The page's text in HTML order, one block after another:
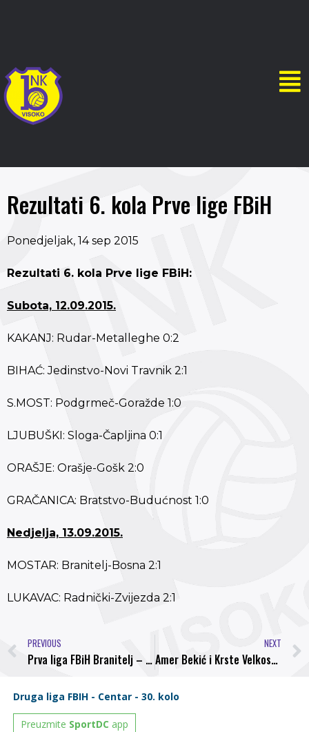
Rezultati 6. kola Prve lige FBiH
Ponedjeljak, 14 sep 2015
Rezultati 6. kola Prve lige FBiH:
Subota, 12.09.2015.
KAKANJ: Rudar-Metalleghe 0:2
BIHAĆ: Jedinstvo-Novi Travnik 2:1
S.MOST: Podgrmeč-Goražde 1:0
LJUBUŠKI: Sloga-Čapljina 0:1
ORAŠJE: Orašje-Gošk 2:0
GRAČANICA: Bratstvo-Budućnost 1:0
Nedjelja, 13.09.2015.
MOSTAR: Branitelj-Bosna 2:1
LUKAVAC: Radnički-Zvijezda 2:1
PREVIOUS
Prva liga FBiH Branitelj – Bosna 2:1 (1:0)
NEXT
Amer Bekić i Krste Velkoski pogađali za pobjedu protiv Borca